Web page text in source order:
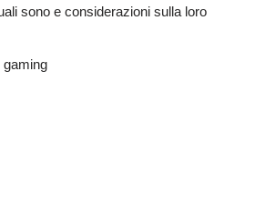
sono e considerazioni sulla loro
gaming